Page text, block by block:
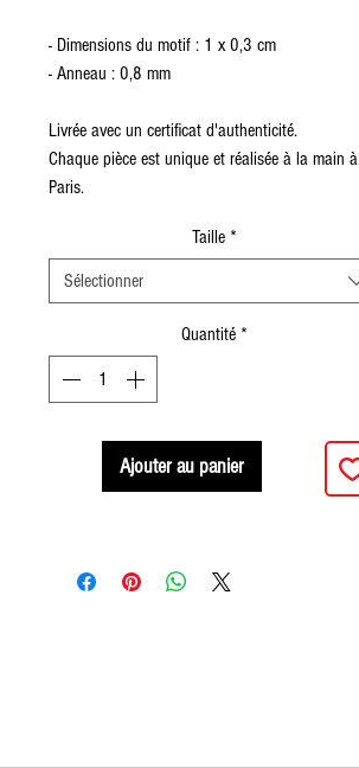
- Dimensions du motif : 1 x 0,3 cm
- Anneau : 0,8 mm
Livrée avec un certificat d'authenticité.
Chaque pièce est unique et réalisée à la main à
Paris.
Taille *
Sélectionner
Quantité *
Ajouter au panier